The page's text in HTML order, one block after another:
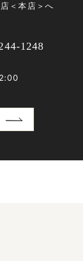
＜本店＞へ
1248